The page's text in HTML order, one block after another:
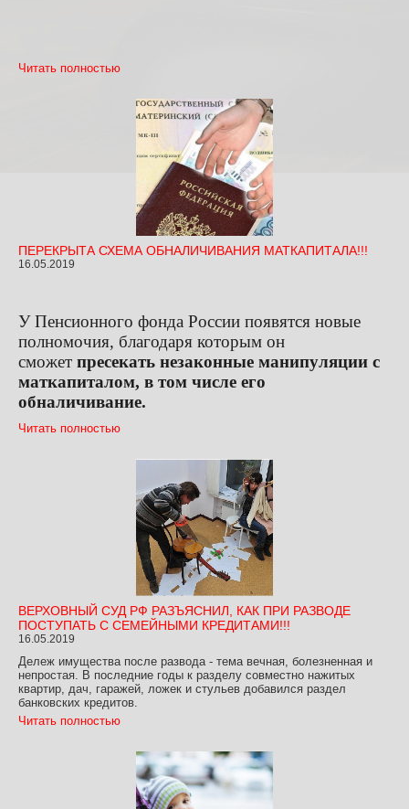
Читать полностью
ПЕРЕКРЫТА СХЕМА ОБНАЛИЧИВАНИЯ МАТКАПИТАЛА!!!
16.05.2019
У Пенсионного фонда России появятся новые
полномочия, благодаря которым он
сможет пресекать незаконные манипуляции с
маткапиталом, в том числе его
обналичивание.
Читать полностью
ВЕРХОВНЫЙ СУД РФ РАЗЪЯСНИЛ, КАК ПРИ РАЗВОДЕ
ПОСТУПАТЬ С СЕМЕЙНЫМИ КРЕДИТАМИ!!!
16.05.2019
Дележ имущества после развода - тема вечная, болезненная и
непростая. В последние годы к разделу совместно нажитых
квартир, дач, гаражей, ложек и стульев добавился раздел
банковских кредитов.
Читать полностью